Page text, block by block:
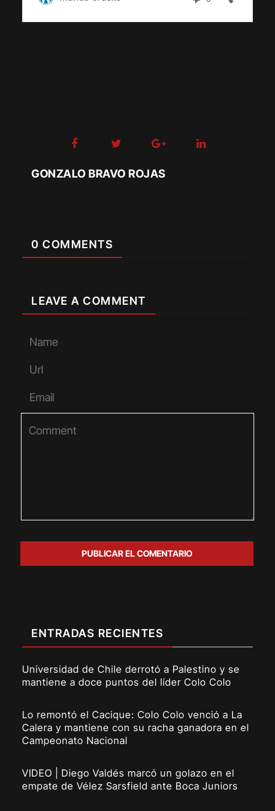
GONZALO BRAVO ROJAS
0 COMMENTS
LEAVE A COMMENT
ENTRADAS RECIENTES
Universidad de Chile derrotó a Palestino y se
mantiene a doce puntos del líder Colo Colo
Lo remontó el Cacique: Colo Colo venció a La
Calera y mantiene con su racha ganadora en el
Campeonato Nacional
VIDEO | Diego Valdés marcó un golazo en el
empate de Vélez Sarsfield ante Boca Juniors